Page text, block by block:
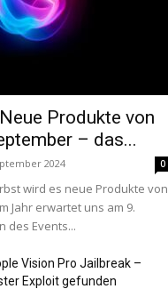
Produkte von
– das...
2024 0
wird es neue Produkte von
Jahr erwartet uns am 9.
des Events...
Vision Pro Jailbreak –
Exploit gefunden